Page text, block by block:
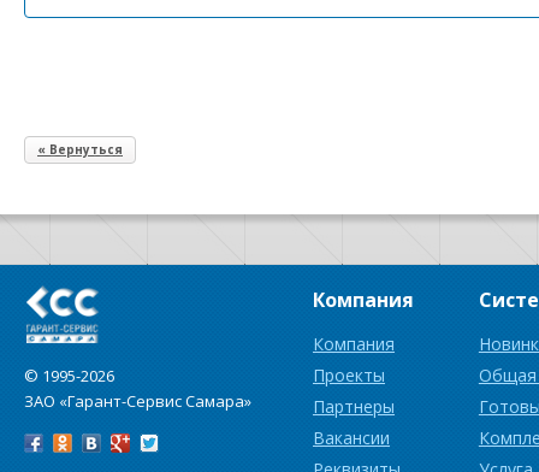
« Вернуться
© 1995-2026
ЗАО «Гарант-Сервис Самара»
Компания
Компания
Проекты
Партнеры
Вакансии
Общая